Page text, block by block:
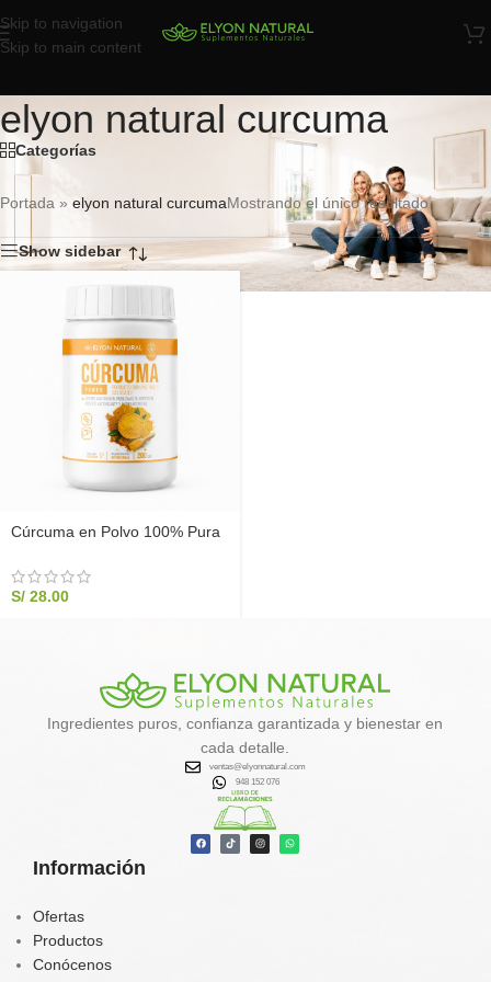
Skip to navigation
Skip to main content
elyon natural curcuma
Categorías
Portada » elyon natural curcumaMostrando el único resultado
Show sidebar
Cúrcuma en Polvo 100% Pura
S/ 28.00
Información
Ofertas
Productos
Conócenos
Ingredientes puros, confianza garantizada y bienestar en
cada detalle.
ventas@elyonnatural.com
948 152 076